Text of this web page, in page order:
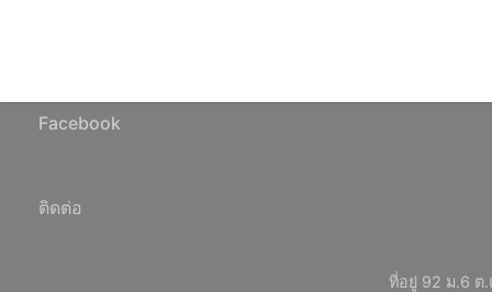
Facebook
ติดต่อ
ที่อยู่ 92 ม.6 ต.